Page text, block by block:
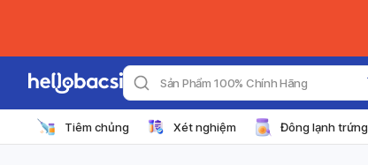
Sản Phẩm 100% Chính Hãng
Tiêm chủng Xét nghiệm Đông lạnh trứng